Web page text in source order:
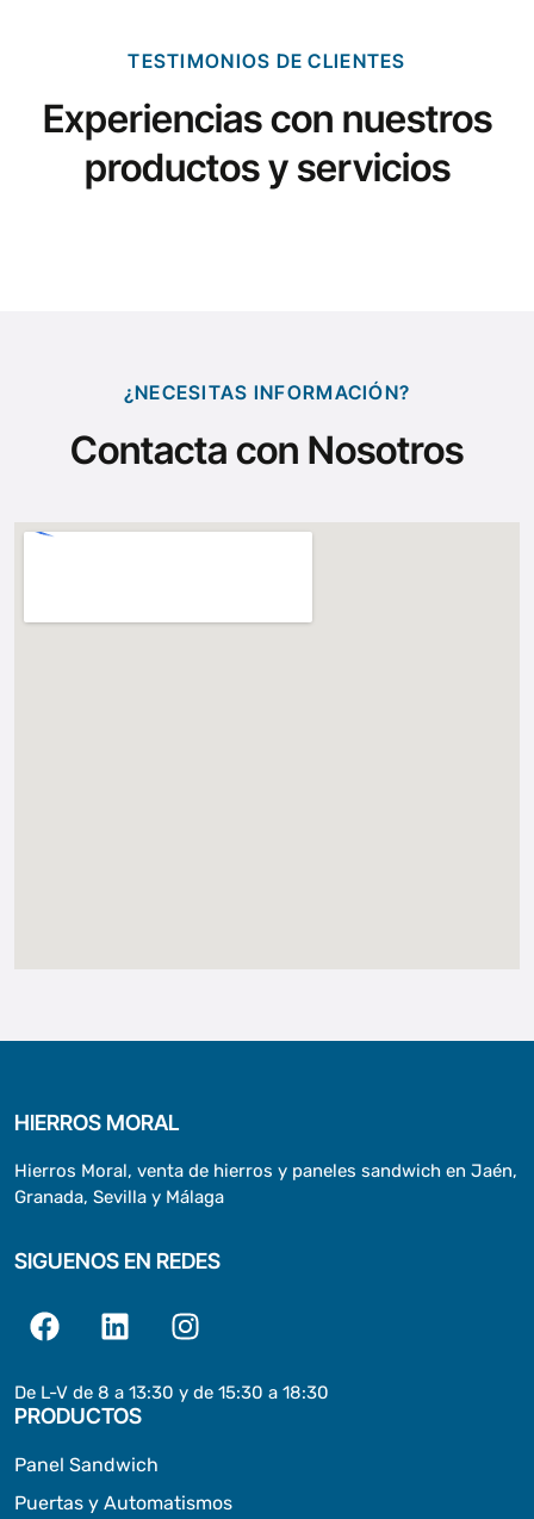
TESTIMONIOS DE CLIENTES
Experiencias con nuestros
productos y servicios
¿NECESITAS INFORMACIÓN?
Contacta con Nosotros
HIERROS MORAL
Hierros Moral, venta de hierros y paneles sandwich en Jaén,
Granada, Sevilla y Málaga
SIGUENOS EN REDES
De L-V de 8 a 13:30 y de 15:30 a 18:30
PRODUCTOS
Panel Sandwich
Puertas y Automatismos